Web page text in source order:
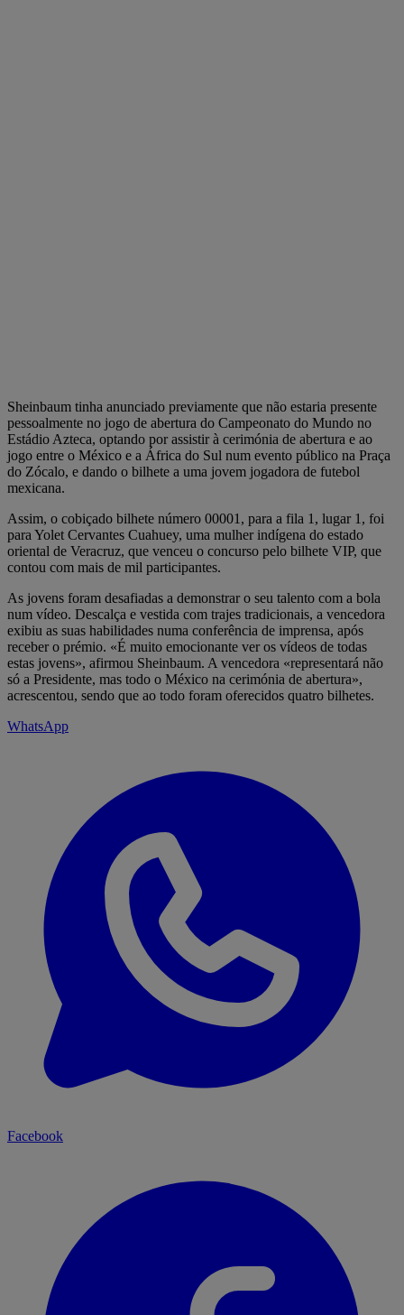
Sheinbaum tinha anunciado previamente que não estaria presente
pessoalmente no jogo de abertura do Campeonato do Mundo no
Estádio Azteca, optando por assistir à cerimónia de abertura e ao
jogo entre o México e a África do Sul num evento público na Praça
do Zócalo, e dando o bilhete a uma jovem jogadora de futebol
mexicana.
Assim, o cobiçado bilhete número 00001, para a fila 1, lugar 1, foi
para Yolet Cervantes Cuahuey, uma mulher indígena do estado
oriental de Veracruz, que venceu o concurso pelo bilhete VIP, que
contou com mais de mil participantes.
As jovens foram desafiadas a demonstrar o seu talento com a bola
num vídeo. Descalça e vestida com trajes tradicionais, a vencedora
exibiu as suas habilidades numa conferência de imprensa, após
receber o prémio. «É muito emocionante ver os vídeos de todas
estas jovens», afirmou Sheinbaum. A vencedora «representará não
só a Presidente, mas todo o México na cerimónia de abertura»,
acrescentou, sendo que ao todo foram oferecidos quatro bilhetes.
WhatsApp
Facebook